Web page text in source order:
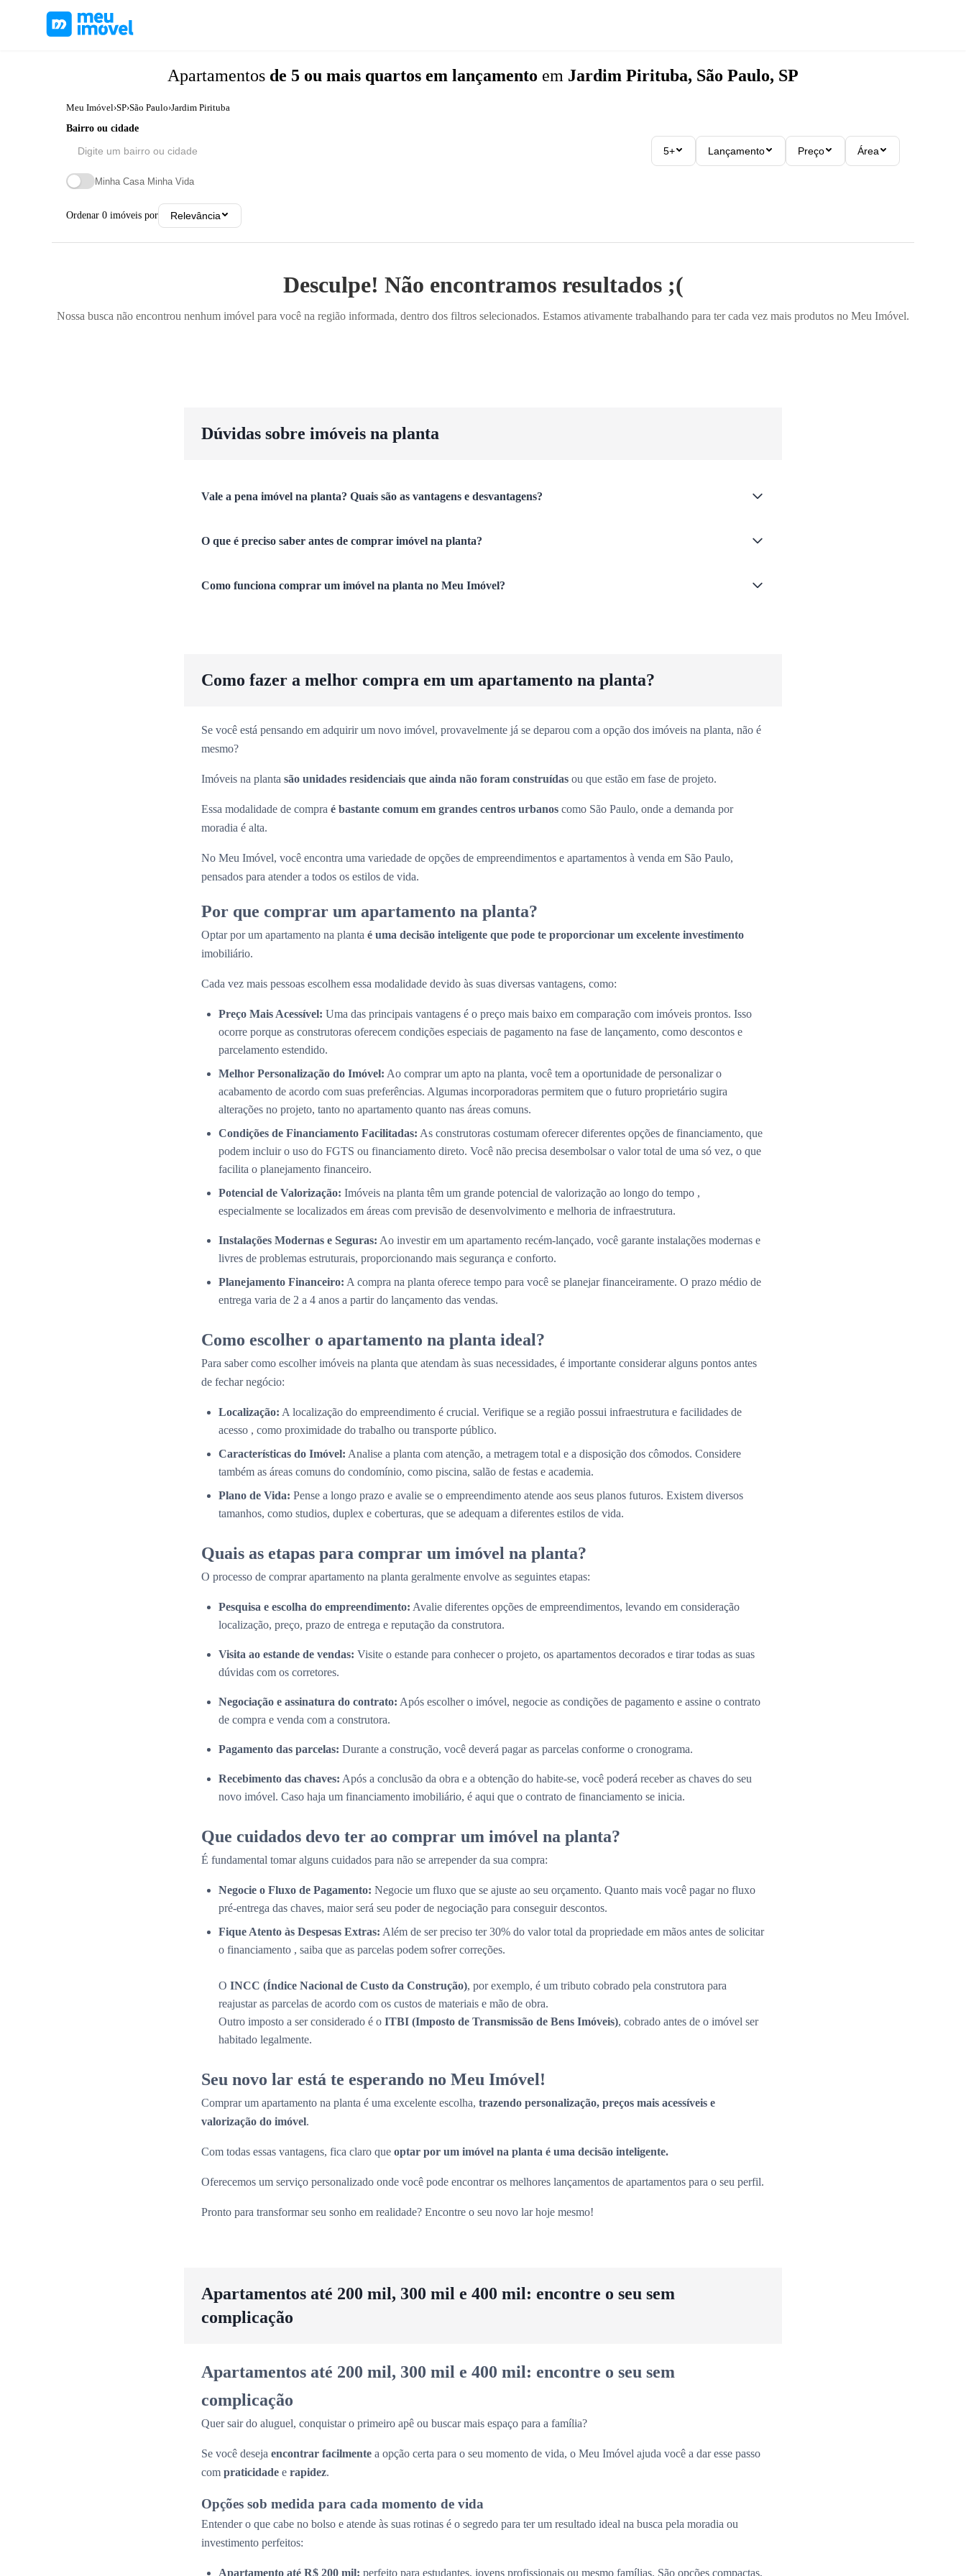
Apartamentos de 5 ou mais quartos em lançamento em Jardim Pirituba, São Paulo, SP
Meu Imóvel›SP›São Paulo›Jardim Pirituba
Bairro ou cidade
5+ Lançamento Preço Área
Minha Casa Minha Vida
Ordenar 0 imóveis por Relevância
Desculpe! Não encontramos resultados ;(
Nossa busca não encontrou nenhum imóvel para você na região informada, dentro dos filtros selecionados. Estamos ativamente trabalhando para ter cada vez mais produtos no Meu Imóvel.
Dúvidas sobre imóveis na planta
Vale a pena imóvel na planta? Quais são as vantagens e desvantagens?
O que é preciso saber antes de comprar imóvel na planta?
Como funciona comprar um imóvel na planta no Meu Imóvel?
Como fazer a melhor compra em um apartamento na planta?
Se você está pensando em adquirir um novo imóvel, provavelmente já se deparou com a opção dos imóveis na planta, não é
mesmo?
Imóveis na planta são unidades residenciais que ainda não foram construídas ou que estão em fase de projeto.
Essa modalidade de compra é bastante comum em grandes centros urbanos como São Paulo, onde a demanda por
moradia é alta.
No Meu Imóvel, você encontra uma variedade de opções de empreendimentos e apartamentos à venda em São Paulo,
pensados para atender a todos os estilos de vida.
Por que comprar um apartamento na planta?
Optar por um apartamento na planta é uma decisão inteligente que pode te proporcionar um excelente investimento
imobiliário.
Cada vez mais pessoas escolhem essa modalidade devido às suas diversas vantagens, como:
Preço Mais Acessível: Uma das principais vantagens é o preço mais baixo em comparação com imóveis prontos. Isso
ocorre porque as construtoras oferecem condições especiais de pagamento na fase de lançamento, como descontos e
parcelamento estendido.
Melhor Personalização do Imóvel: Ao comprar um apto na planta, você tem a oportunidade de personalizar o
acabamento de acordo com suas preferências. Algumas incorporadoras permitem que o futuro proprietário sugira
alterações no projeto, tanto no apartamento quanto nas áreas comuns.
Condições de Financiamento Facilitadas: As construtoras costumam oferecer diferentes opções de financiamento, que
podem incluir o uso do FGTS ou financiamento direto. Você não precisa desembolsar o valor total de uma só vez, o que
facilita o planejamento financeiro.
Potencial de Valorização: Imóveis na planta têm um grande potencial de valorização ao longo do tempo ,
especialmente se localizados em áreas com previsão de desenvolvimento e melhoria de infraestrutura.
Instalações Modernas e Seguras: Ao investir em um apartamento recém-lançado, você garante instalações modernas e
livres de problemas estruturais, proporcionando mais segurança e conforto.
Planejamento Financeiro: A compra na planta oferece tempo para você se planejar financeiramente. O prazo médio de
entrega varia de 2 a 4 anos a partir do lançamento das vendas.
Como escolher o apartamento na planta ideal?
Para saber como escolher imóveis na planta que atendam às suas necessidades, é importante considerar alguns pontos antes
de fechar negócio:
Localização: A localização do empreendimento é crucial. Verifique se a região possui infraestrutura e facilidades de
acesso , como proximidade do trabalho ou transporte público.
Características do Imóvel: Analise a planta com atenção, a metragem total e a disposição dos cômodos. Considere
também as áreas comuns do condomínio, como piscina, salão de festas e academia.
Plano de Vida: Pense a longo prazo e avalie se o empreendimento atende aos seus planos futuros. Existem diversos
tamanhos, como studios, duplex e coberturas, que se adequam a diferentes estilos de vida.
Quais as etapas para comprar um imóvel na planta?
O processo de comprar apartamento na planta geralmente envolve as seguintes etapas:
Pesquisa e escolha do empreendimento: Avalie diferentes opções de empreendimentos, levando em consideração
localização, preço, prazo de entrega e reputação da construtora.
Visita ao estande de vendas: Visite o estande para conhecer o projeto, os apartamentos decorados e tirar todas as suas
dúvidas com os corretores.
Negociação e assinatura do contrato: Após escolher o imóvel, negocie as condições de pagamento e assine o contrato
de compra e venda com a construtora.
Pagamento das parcelas: Durante a construção, você deverá pagar as parcelas conforme o cronograma.
Recebimento das chaves: Após a conclusão da obra e a obtenção do habite-se, você poderá receber as chaves do seu
novo imóvel. Caso haja um financiamento imobiliário, é aqui que o contrato de financiamento se inicia.
Que cuidados devo ter ao comprar um imóvel na planta?
É fundamental tomar alguns cuidados para não se arrepender da sua compra:
Negocie o Fluxo de Pagamento: Negocie um fluxo que se ajuste ao seu orçamento. Quanto mais você pagar no fluxo
pré-entrega das chaves, maior será seu poder de negociação para conseguir descontos.
Fique Atento às Despesas Extras: Além de ser preciso ter 30% do valor total da propriedade em mãos antes de solicitar
o financiamento , saiba que as parcelas podem sofrer correções.
O INCC (Índice Nacional de Custo da Construção), por exemplo, é um tributo cobrado pela construtora para
reajustar as parcelas de acordo com os custos de materiais e mão de obra.
Outro imposto a ser considerado é o ITBI (Imposto de Transmissão de Bens Imóveis), cobrado antes de o imóvel ser
habitado legalmente.
Seu novo lar está te esperando no Meu Imóvel!
Comprar um apartamento na planta é uma excelente escolha, trazendo personalização, preços mais acessíveis e
valorização do imóvel.
Com todas essas vantagens, fica claro que optar por um imóvel na planta é uma decisão inteligente.
Oferecemos um serviço personalizado onde você pode encontrar os melhores lançamentos de apartamentos para o seu perfil.
Pronto para transformar seu sonho em realidade? Encontre o seu novo lar hoje mesmo!
Apartamentos até 200 mil, 300 mil e 400 mil: encontre o seu sem
complicação
Apartamentos até 200 mil, 300 mil e 400 mil: encontre o seu sem
complicação
Quer sair do aluguel, conquistar o primeiro apê ou buscar mais espaço para a família?
Se você deseja encontrar facilmente a opção certa para o seu momento de vida, o Meu Imóvel ajuda você a dar esse passo
com praticidade e rapidez.
Opções sob medida para cada momento de vida
Entender o que cabe no bolso e atende às suas rotinas é o segredo para ter um resultado ideal na busca pela moradia ou
investimento perfeitos:
Apartamento até R$ 200 mil: perfeito para estudantes, jovens profissionais ou mesmo famílias. São opções compactas,